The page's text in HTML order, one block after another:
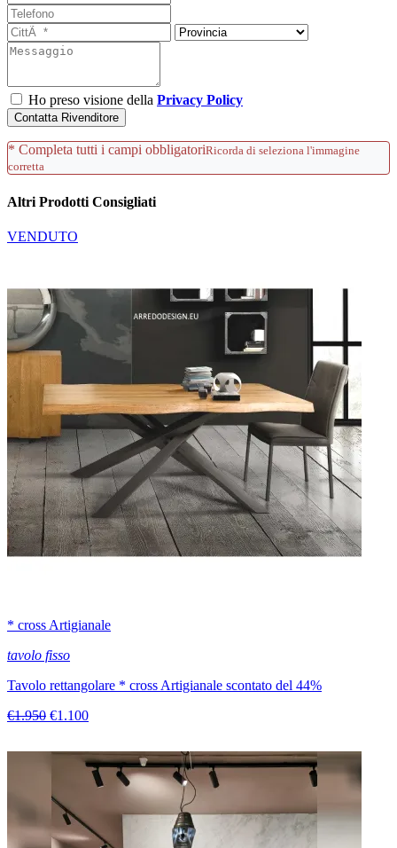
Ho preso visione della Privacy Policy
Contatta Rivenditore
* Completa tutti i campi obbligatoriRicorda di seleziona l'immagine
corretta
Altri Prodotti Consigliati
VENDUTO
* cross Artigianale
tavolo fisso
Tavolo rettangolare * cross Artigianale scontato del 44%
€1.950 €1.100